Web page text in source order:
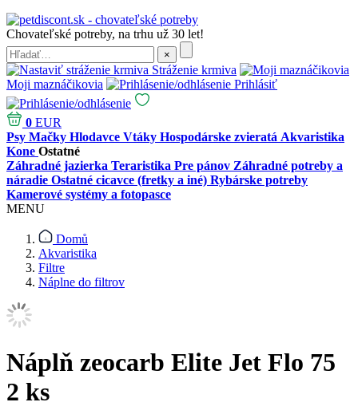
Chovateľské potreby, na trhu už 30 let!
Stráženie krmiva
Moji maznáčikovia
Prihlásiť
0 EUR
Psy Mačky Hlodavce Vtáky Hospodárske zvieratá Akvaristika
Kone Ostatné
Záhradné jazierka Teraristika Pre pánov Záhradné potreby a
náradie Ostatné cicavce (fretky a iné) Rybárske potreby
Kamerové systémy a fotopasce
MENU
Domů
Akvaristika
Filtre
Náplne do filtrov
Náplň zeocarb Elite Jet Flo 75
2 ks